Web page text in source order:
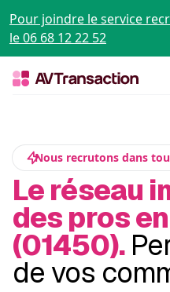
Pour joindre le service
le 06 68 12 22 52
Nous recrutons dans
Le réseau
des pros
(01450).
de vos